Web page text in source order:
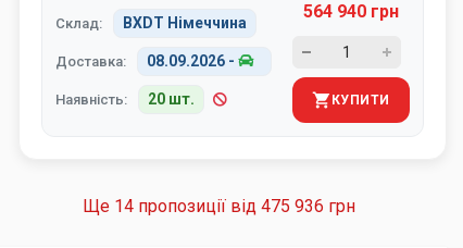
Склад: BXDT Німеччина
Доставка: 08.09.2026 -
Наявність: 20 шт.
564 940 грн
КУПИТИ
Ще 14 пропозиції від475 936 грн